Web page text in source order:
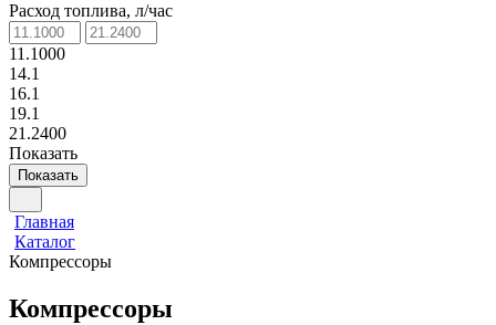
Расход топлива, л/час
11.1000
14.1
16.1
19.1
21.2400
Показать
Показать
Главная
Каталог
Компрессоры
Компрессоры